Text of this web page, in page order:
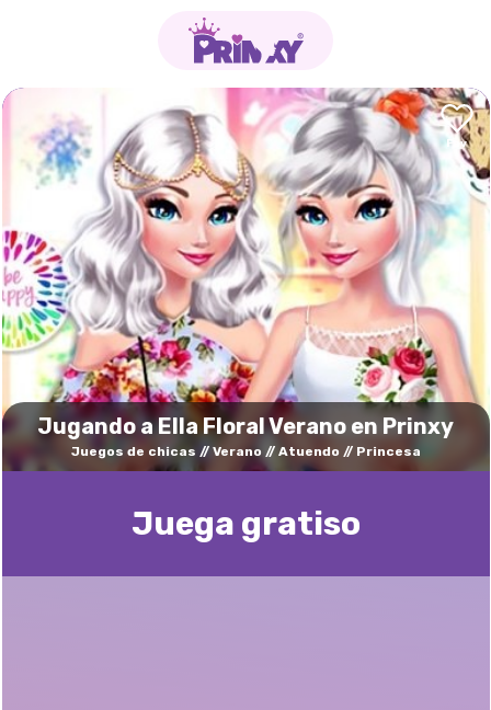
Jugando a Ella Floral Verano en Prinxy
Juegos de chicas Verano Atuendo Princesa
Juega gratisо